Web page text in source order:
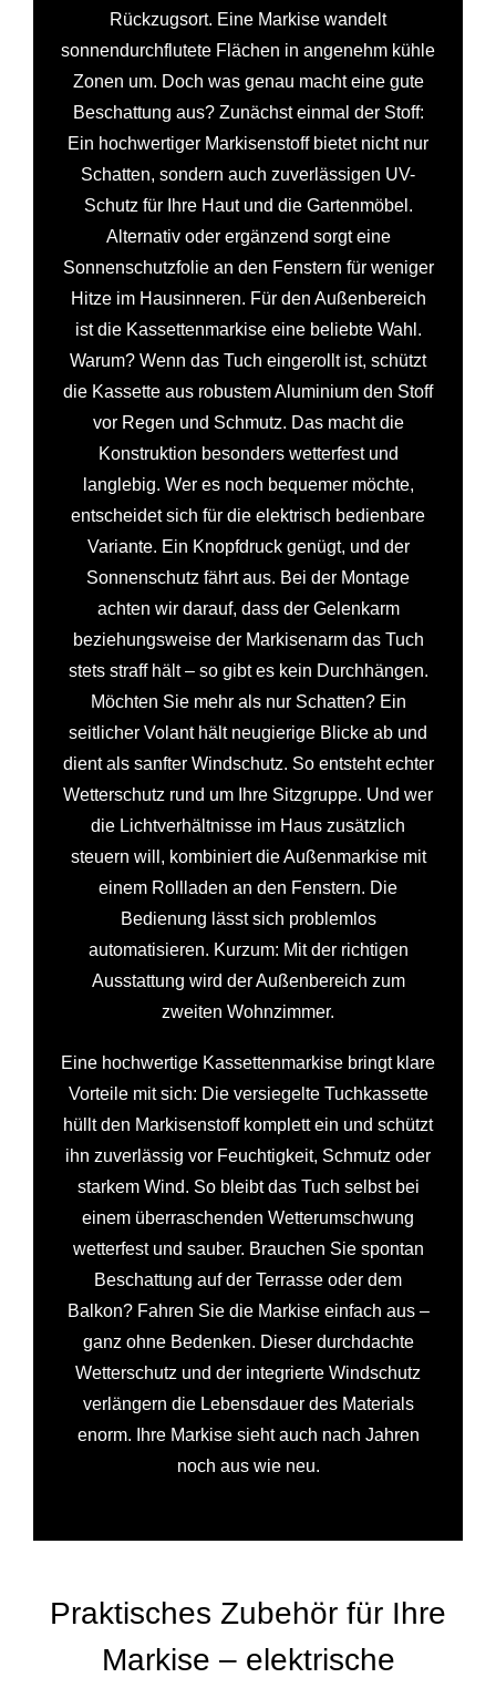
Rückzugsort. Eine Markise wandelt
sonnendurchflutete Flächen in angenehm kühle
Zonen um. Doch was genau macht eine gute
Beschattung aus? Zunächst einmal der Stoff:
Ein hochwertiger Markisenstoff bietet nicht nur
Schatten, sondern auch zuverlässigen UV-
Schutz für Ihre Haut und die Gartenmöbel.
Alternativ oder ergänzend sorgt eine
Sonnenschutzfolie an den Fenstern für weniger
Hitze im Hausinneren. Für den Außenbereich
ist die Kassettenmarkise eine beliebte Wahl.
Warum? Wenn das Tuch eingerollt ist, schützt
die Kassette aus robustem Aluminium den Stoff
vor Regen und Schmutz. Das macht die
Konstruktion besonders wetterfest und
langlebig. Wer es noch bequemer möchte,
entscheidet sich für die elektrisch bedienbare
Variante. Ein Knopfdruck genügt, und der
Sonnenschutz fährt aus. Bei der Montage
achten wir darauf, dass der Gelenkarm
beziehungsweise der Markisenarm das Tuch
stets straff hält – so gibt es kein Durchhängen.
Möchten Sie mehr als nur Schatten? Ein
seitlicher Volant hält neugierige Blicke ab und
dient als sanfter Windschutz. So entsteht echter
Wetterschutz rund um Ihre Sitzgruppe. Und wer
die Lichtverhältnisse im Haus zusätzlich
steuern will, kombiniert die Außenmarkise mit
einem Rollladen an den Fenstern. Die
Bedienung lässt sich problemlos
automatisieren. Kurzum: Mit der richtigen
Ausstattung wird der Außenbereich zum
zweiten Wohnzimmer.
Eine hochwertige Kassettenmarkise bringt klare
Vorteile mit sich: Die versiegelte Tuchkassette
hüllt den Markisenstoff komplett ein und schützt
ihn zuverlässig vor Feuchtigkeit, Schmutz oder
starkem Wind. So bleibt das Tuch selbst bei
einem überraschenden Wetterumschwung
wetterfest und sauber. Brauchen Sie spontan
Beschattung auf der Terrasse oder dem
Balkon? Fahren Sie die Markise einfach aus –
ganz ohne Bedenken. Dieser durchdachte
Wetterschutz und der integrierte Windschutz
verlängern die Lebensdauer des Materials
enorm. Ihre Markise sieht auch nach Jahren
noch aus wie neu.
Praktisches Zubehör für Ihre
Markise – elektrische